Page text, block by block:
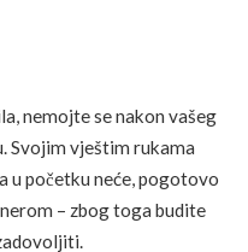
nemojte se nakon vašeg
Svojim vještim rukama
u početku neće, pogotovo
– zbog toga budite